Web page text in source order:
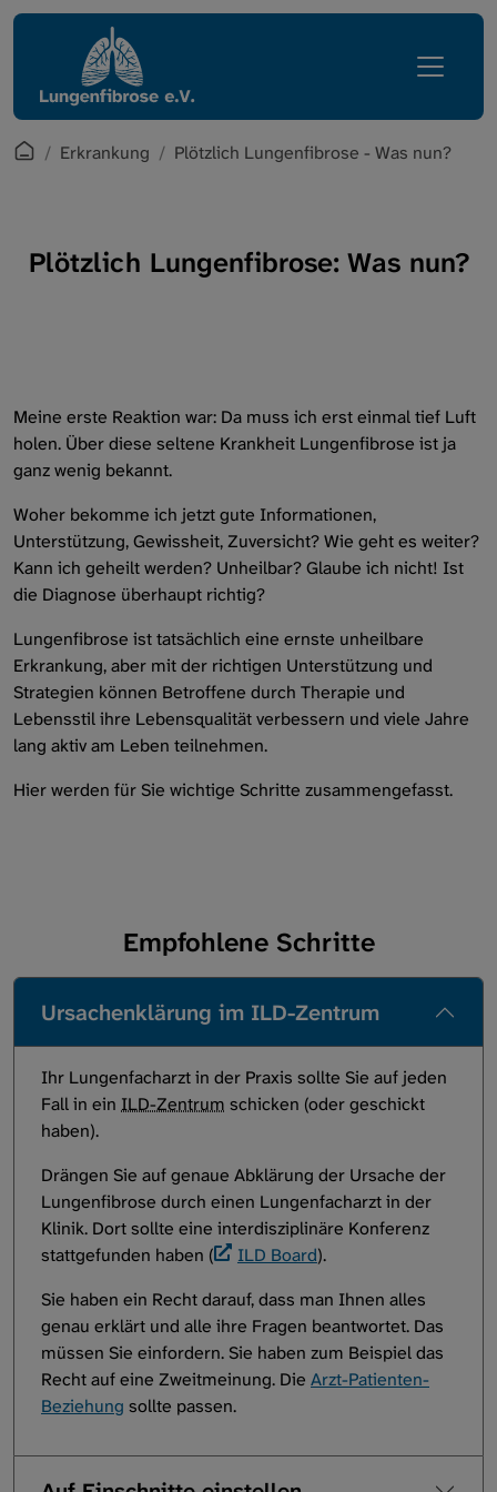
Direkt zur Hauptnavigation springen
Direkt zum Inhalt springen
Startpage
Erkrankung Plötzlich Lungenfibrose - Was nun?
Plötzlich Lungenfibrose: Was nun?
Meine erste Reaktion war: Da muss ich erst einmal tief Luft
holen. Über diese seltene Krankheit Lungenfibrose ist ja
ganz wenig bekannt.
Woher bekomme ich jetzt gute Informationen,
Unterstützung, Gewissheit, Zuversicht? Wie geht es weiter?
Kann ich geheilt werden? Unheilbar? Glaube ich nicht! Ist
die Diagnose überhaupt richtig?
Lungenfibrose ist tatsächlich eine ernste unheilbare
Erkrankung, aber mit der richtigen Unterstützung und
Strategien können Betroffene durch Therapie und
Lebensstil ihre Lebensqualität verbessern und viele Jahre
lang aktiv am Leben teilnehmen.
Hier werden für Sie wichtige Schritte zusammengefasst.
Empfohlene Schritte
Ursachenklärung im ILD-Zentrum
Ihr Lungenfacharzt in der Praxis sollte Sie auf jeden
Fall in ein ILD-Zentrum schicken (oder geschickt
haben).
Drängen Sie auf genaue Abklärung der Ursache der
Lungenfibrose durch einen Lungenfacharzt in der
Klinik. Dort sollte eine interdisziplinäre Konferenz
stattgefunden haben (
ILD Board).
Sie haben ein Recht darauf, dass man Ihnen alles
genau erklärt und alle ihre Fragen beantwortet. Das
müssen Sie einfordern. Sie haben zum Beispiel das
Recht auf eine Zweitmeinung. Die Arzt-Patienten-
Beziehung sollte passen.
Lungenfibrose
Erkrankung
Leben mit Lungenfibrose
Verein
Patientenreise
Diagnose
Behandlungsmöglichkeiten
Kliniken
Rehabilitation
Prävention/Impfung